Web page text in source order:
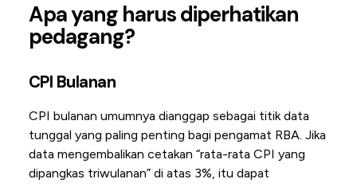
Apa yang harus diperhatikan
pedagang?
CPI Bulanan
CPI bulanan umumnya dianggap sebagai titik data
tunggal yang paling penting bagi pengamat RBA. Jika
data mengembalikan cetakan “rata-rata CPI yang
dipangkas triwulanan” di atas 3%, itu dapat